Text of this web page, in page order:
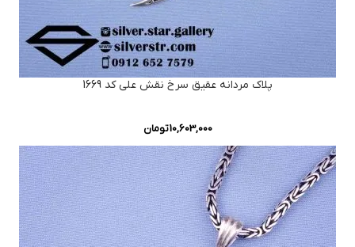
پلاک مردانه عقیق سرخ نقش علی کد 1669
10,603,000تومان